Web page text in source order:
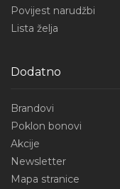
Povijest narudžbi
Lista želja
Dodatno
Brandovi
Poklon bonovi
Akcije
Newsletter
Mapa stranice